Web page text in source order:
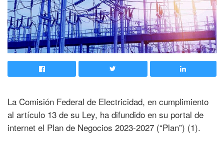
La Comisión Federal de Electricidad, en cumplimiento
al artículo 13 de su Ley, ha difundido en su portal de
internet el Plan de Negocios 2023-2027 (“Plan”) (1).